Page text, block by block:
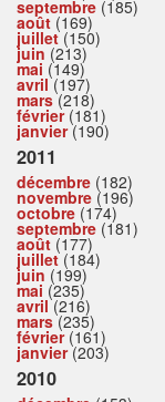
septembre (185)
août (169)
juillet(150)
juin (213)
mai (149)
avril(197)
mars(218)
février(181)
janvier(190)
2011
décembre (182)
novembre (196)
octobre (174)
septembre (181)
août (177)
juillet(184)
juin (199)
mai (235)
avril(216)
mars(235)
février(161)
janvier(203)
2010